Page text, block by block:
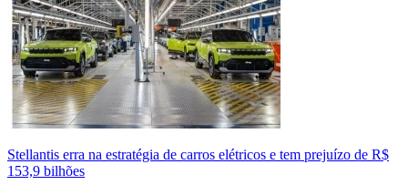
Stellantis erra na estratégia de carros elétricos e tem prejuízo de R$
153,9 bilhões